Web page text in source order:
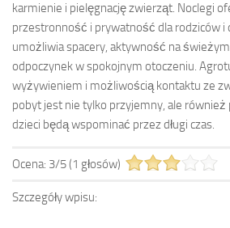
karmienie i pielęgnację zwierząt. Noclegi
przestronność i prywatność dla rodziców i
umożliwia spacery, aktywność na
odpoczynek w spokojnym otoczeniu.
wyżywieniem i możliwością kontaktu ze
pobyt jest nie tylko przyjemny, ale również
dzieci będą wspominać przez długi czas.
Ocena: 3/5(1 głosów)
Szczegóły wpisu: